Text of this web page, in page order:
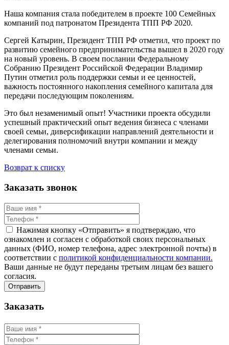
Наша компания стала победителем в проекте 100 Семейных
компаний под патронатом Президента ТПП РФ 2020.
Сергей Катырин, Президент ТПП РФ отметил, что проект по
развитию семейного предпринимательства вышел в 2020 году
на новый уровень. В своем послании Федеральному
Собранию Президент Российской Федерации Владимир
Путин отметил роль поддержки семьи и ее ценностей,
важность постоянного накопления семейного капитала для
передачи последующим поколениям.
Это был незаменимый опыт! Участники проекта обсудили
успешный практический опыт ведения бизнеса с членами
своей семьи, диверсификации направлений деятельности и
делегирования полномочий внутри компании и между
членами семьи.
Возврат к списку
Заказать звонок
Нажимая кнопку «Отправить» я подтверждаю, что
ознакомлен и согласен с обработкой своих персональных
данных (ФИО, номер телефона, адрес электронной почты) в
соответствии с политикой конфиденциальности компании.
Ваши данные не будут переданы третьим лицам без вашего
согласия.
Заказать